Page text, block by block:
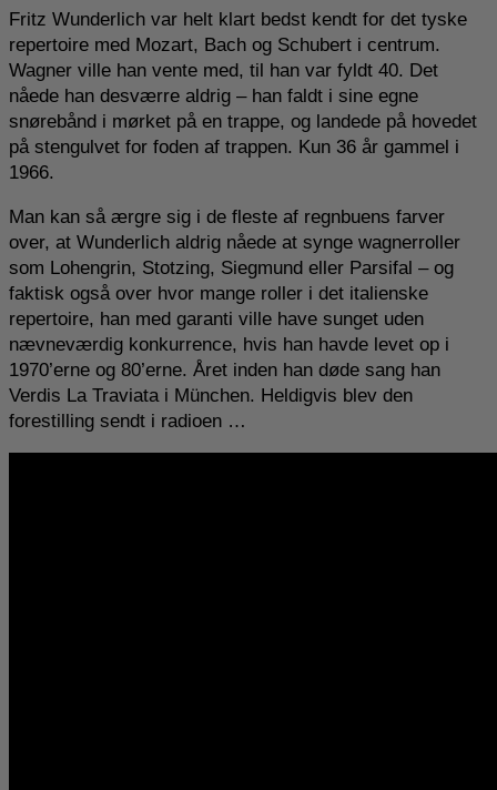
Fritz Wunderlich var helt klart bedst kendt for det tyske
repertoire med Mozart, Bach og Schubert i centrum.
Wagner ville han vente med, til han var fyldt 40. Det
nåede han desværre aldrig – han faldt i sine egne
snørebånd i mørket på en trappe, og landede på hovedet
på stengulvet for foden af trappen. Kun 36 år gammel i
1966.
Man kan så ærgre sig i de fleste af regnbuens farver
over, at Wunderlich aldrig nåede at synge wagnerroller
som Lohengrin, Stotzing, Siegmund eller Parsifal – og
faktisk også over hvor mange roller i det italienske
repertoire, han med garanti ville have sunget uden
nævneværdig konkurrence, hvis han havde levet op i
1970’erne og 80’erne. Året inden han døde sang han
Verdis La Traviata i München. Heldigvis blev den
forestilling sendt i radioen …